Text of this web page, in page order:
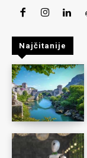
Najčitanije